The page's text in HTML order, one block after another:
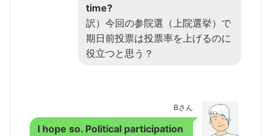
time?
訳）今回の参院選（上院選挙）で
期日前投票は投票率を上げるのに
役立つと思う？
Bさん
I hope so. Political participation